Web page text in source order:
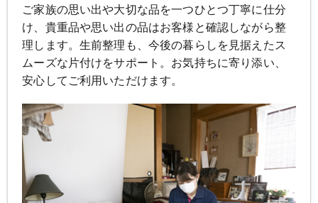
ご家族の思い出や大切な品を一つひとつ丁寧に仕分
け、貴重品や思い出の品はお客様と確認しながら整
理します。生前整理も、今後の暮らしを見据えたス
ムーズな片付けをサポート。お気持ちに寄り添い、
安心してご利用いただけます。